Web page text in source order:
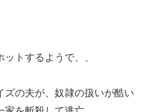
トするようで、、
ズの夫が、奴隷の扱いが酷い